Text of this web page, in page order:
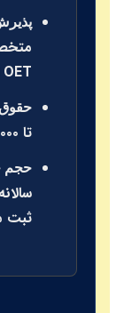
پذیرش OET:
OET استفاده کرده‌اند.
حقوق
حجم
ثبت